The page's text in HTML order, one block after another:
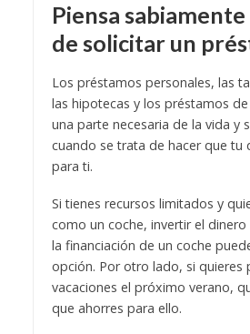
Piensa
de solicitar un
Los préstamos personales, las
las hipotecas y los préstamos
una parte necesaria de la vida y
cuando se trata de hacer que tu
para ti.
Si tienes recursos limitados y
como un coche, invertir el
la financiación de un coche
opción. Por otro lado, si quieres
vacaciones el próximo verano,
que ahorres para ello.